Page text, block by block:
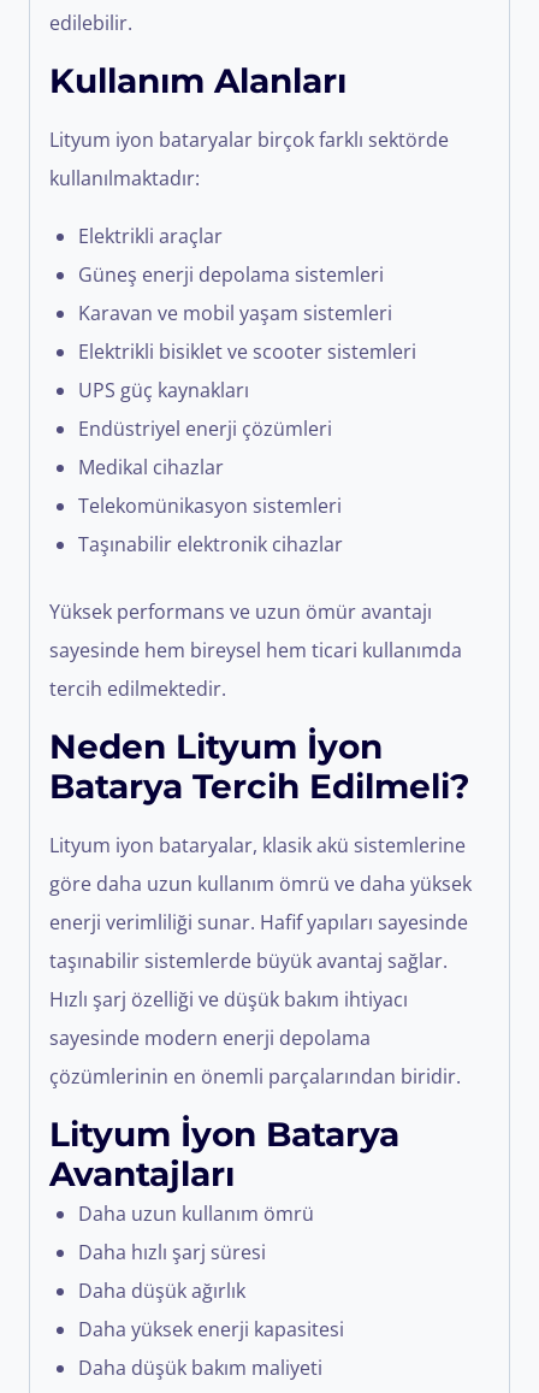
edilebilir.
Kullanım Alanları
Lityum iyon bataryalar birçok farklı sektörde
kullanılmaktadır:
Elektrikli araçlar
Güneş enerji depolama sistemleri
Karavan ve mobil yaşam sistemleri
Elektrikli bisiklet ve scooter sistemleri
UPS güç kaynakları
Endüstriyel enerji çözümleri
Medikal cihazlar
Telekomünikasyon sistemleri
Taşınabilir elektronik cihazlar
Yüksek performans ve uzun ömür avantajı
sayesinde hem bireysel hem ticari kullanımda
tercih edilmektedir.
Neden Lityum İyon
Batarya Tercih Edilmeli?
Lityum iyon bataryalar, klasik akü sistemlerine
göre daha uzun kullanım ömrü ve daha yüksek
enerji verimliliği sunar. Hafif yapıları sayesinde
taşınabilir sistemlerde büyük avantaj sağlar.
Hızlı şarj özelliği ve düşük bakım ihtiyacı
sayesinde modern enerji depolama
çözümlerinin en önemli parçalarından biridir.
Lityum İyon Batarya
Avantajları
Daha uzun kullanım ömrü
Daha hızlı şarj süresi
Daha düşük ağırlık
Daha yüksek enerji kapasitesi
Daha düşük bakım maliyeti